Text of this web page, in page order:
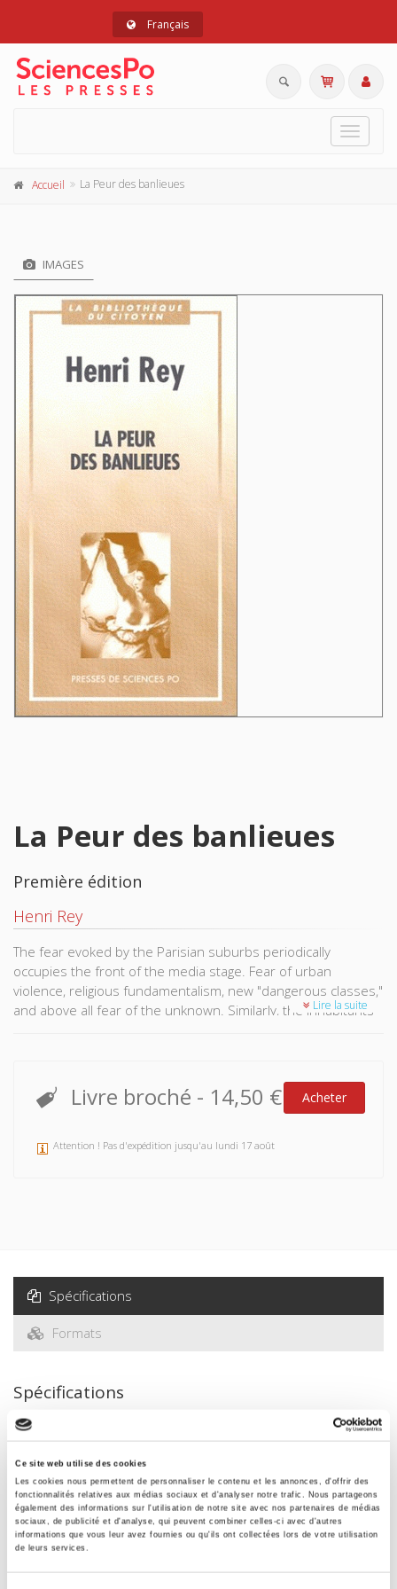
Ce site web utilise des cookies
Les cookies nous permettent de personnaliser le contenu et les annonces, d'offrir des
fonctionnalités relatives aux médias sociaux et d'analyser notre trafic. Nous partageons
également des informations sur l'utilisation de notre site avec nos partenaires de médias
sociaux, de publicité et d'analyse, qui peuvent combiner celles-ci avec d'autres
informations que vous leur avez fournies ou qu'ils ont collectées lors de votre utilisation
de leurs services.
Français
Toggle
Accueil La Peur des banlieues
IMAGES
La Peur des banlieues
Première édition
Henri Rey
The fear evoked by the Parisian suburbs periodically
occupies the front of the media stage. Fear of urban
violence, religious fundamentalism, new "dangerous classes,"
and above all fear of the unknown. Similarly, the inhabitants
extreme right.
Lire la suite
Livre broché - 14,50 € Acheter
Attention ! Pas d'expédition jusqu'au lundi 17 août
Spécifications
Formats
Spécifications
Éditeur
Presses de Sciences Po
Auteur
Henri Rey
Collection